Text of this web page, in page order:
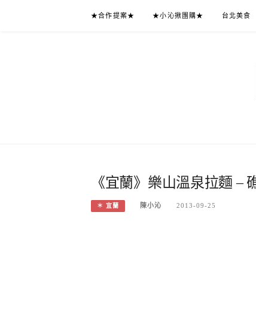
★合作提案★ ★小沁揪團購★ 台北美食
《宜蘭》樂山溫泉拉麵 –
＊ 宜蘭 陳小沁 2013-09-25